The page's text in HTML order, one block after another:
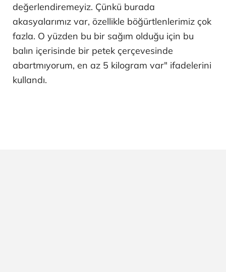
değerlendiremeyiz. Çünkü burada
akasyalarımız var, özellikle böğürtlenlerimiz çok
fazla. O yüzden bu bir sağım olduğu için bu
balın içerisinde bir petek çerçevesinde
abartmıyorum, en az 5 kilogram var" ifadelerini
kullandı.